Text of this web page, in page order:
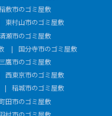
敷市のゴミ屋敷
東村山市のゴミ屋敷
清瀬市のゴミ屋敷
国分寺市のゴミ屋敷
三鷹市のゴミ屋敷
西東京市のゴミ屋敷
稲城市のゴミ屋敷
田市のゴミ屋敷
村市のゴミ屋敷